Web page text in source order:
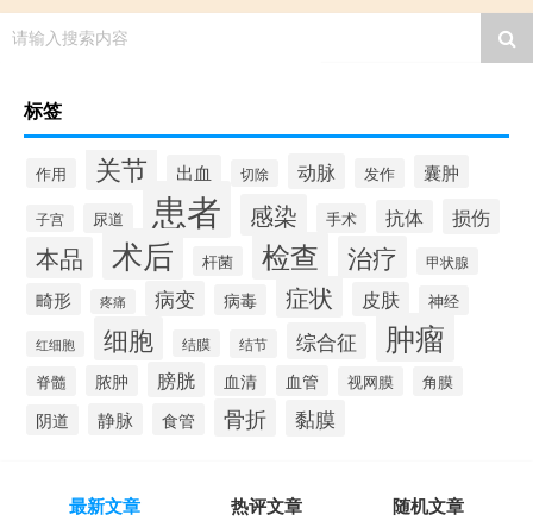
请输入搜索内容
标签
作用 关节 出血 切除 动脉 发作 囊肿
子宫 尿道 患者 感染 手术 抗体 损伤
本品 术后 杆菌 检查 治疗 甲状腺
畸形 疼痛 病变 病毒 症状 皮肤 神经
红细胞 细胞 结膜 结节 综合征 肿瘤
脊髓 脓肿 膀胱 血清 血管 视网膜 角膜
阴道 静脉 食管 骨折 黏膜
最新文章 热评文章 随机文章